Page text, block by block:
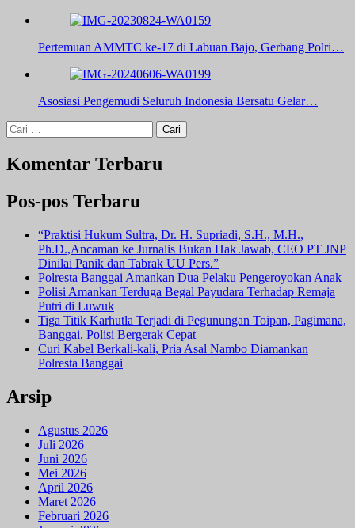
Pertemuan AMMTC ke-17 di Labuan Bajo, Gerbang Polri…
Asosiasi Pengemudi Seluruh Indonesia Bersatu Gelar…
Cari
untuk:
Komentar Terbaru
Pos-pos Terbaru
“Praktisi Hukum Sultra, Dr. H. Supriadi, S.H., M.H.,
Ph.D.,Ancaman ke Jurnalis Bukan Hak Jawab, CEO PT JNP
Dinilai Panik dan Tabrak UU Pers.”
Polresta Banggai Amankan Dua Pelaku Pengeroyokan Anak
Polisi Amankan Terduga Begal Payudara Terhadap Remaja
Putri di Luwuk
Tiga Titik Karhutla Terjadi di Pegunungan Toipan, Pagimana,
Banggai, Polisi Bergerak Cepat
Curi Kabel Berkali-kali, Pria Asal Nambo Diamankan
Polresta Banggai
Arsip
Agustus 2026
Juli 2026
Juni 2026
Mei 2026
April 2026
Maret 2026
Februari 2026